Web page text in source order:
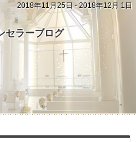
2018年11月25日 - 2018年12月 1日
セラーブログ